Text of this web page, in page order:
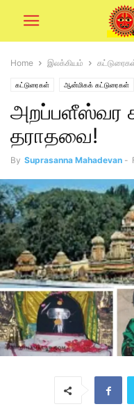
Home இலக்கியம்
கட்டுரைகள் ஆன்மிகக் கட்டுரைகள்
அறப்பளீஸ்வர
தராதவை!
By Suprasanna Mahadevan -